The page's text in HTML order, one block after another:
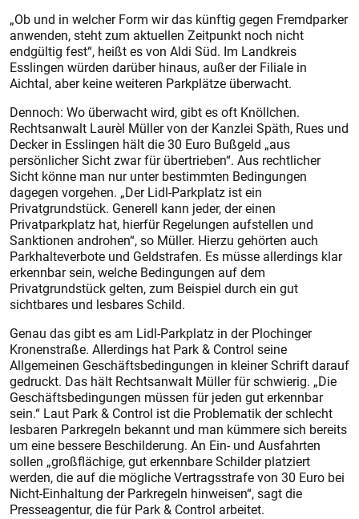
„Ob und in welcher Form wir das künftig gegen Fremdparker
anwenden, steht zum aktuellen Zeitpunkt noch nicht
endgültig fest“, heißt es von Aldi Süd. Im Landkreis
Esslingen würden darüber hinaus, außer der Filiale in
Aichtal, aber keine weiteren Parkplätze überwacht.
Dennoch: Wo überwacht wird, gibt es oft Knöllchen.
Rechtsanwalt Laurèl Müller von der Kanzlei Späth, Rues und
Decker in Esslingen hält die 30 Euro Bußgeld „aus
persönlicher Sicht zwar für übertrieben“. Aus rechtlicher
Sicht könne man nur unter bestimmten Bedingungen
dagegen vorgehen. „Der Lidl-Parkplatz ist ein
Privatgrundstück. Generell kann jeder, der einen
Privatparkplatz hat, hierfür Regelungen aufstellen und
Sanktionen androhen“, so Müller. Hierzu gehörten auch
Parkhalteverbote und Geldstrafen. Es müsse allerdings klar
erkennbar sein, welche Bedingungen auf dem
Privatgrundstück gelten, zum Beispiel durch ein gut
sichtbares und lesbares Schild.
Genau das gibt es am Lidl-Parkplatz in der Plochinger
Kronenstraße. Allerdings hat Park & Control seine
Allgemeinen Geschäftsbedingungen in kleiner Schrift darauf
gedruckt. Das hält Rechtsanwalt Müller für schwierig. „Die
Geschäftsbedingungen müssen für jeden gut erkennbar
sein.“ Laut Park & Control ist die Problematik der schlecht
lesbaren Parkregeln bekannt und man kümmere sich bereits
um eine bessere Beschilderung. An Ein- und Ausfahrten
sollen „großflächige, gut erkennbare Schilder platziert
werden, die auf die mögliche Vertragsstrafe von 30 Euro bei
Nicht-Einhaltung der Parkregeln hinweisen“, sagt die
Presseagentur, die für Park & Control arbeitet.